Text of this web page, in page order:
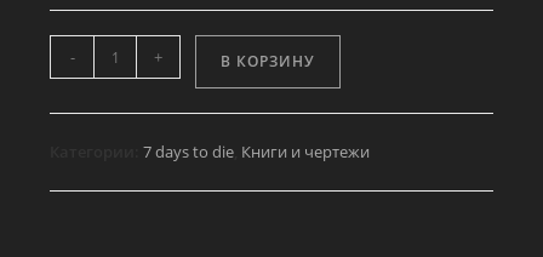
Количество
товара
Пит-
- + В КОРЗИНУ
Категории:7 days to die Книги и чертежи